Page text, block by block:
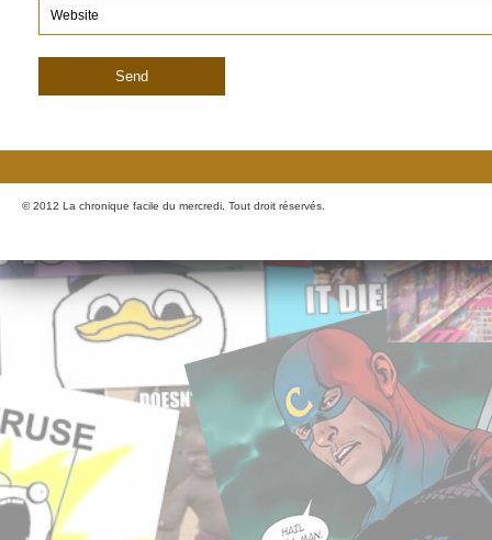
© 2012 La chronique facile du mercredi. Tout droit réservés.